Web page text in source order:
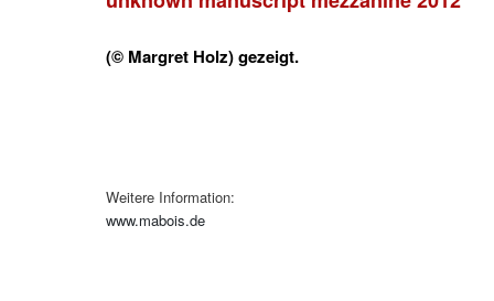
(© Margret Holz) gezeigt.
Weitere Information:
www.mabois.de